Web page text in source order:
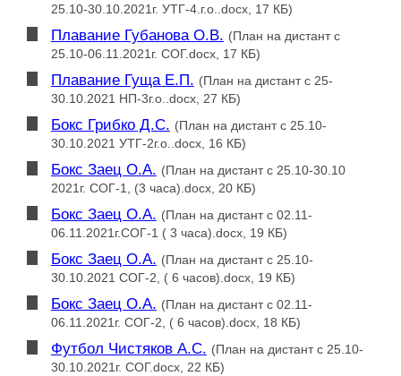
25.10-30.10.2021г. УТГ-4.г.о..docx, 17 КБ)
Плавание Губанова О.В. (План на дистант с
25.10-06.11.2021г. СОГ.docx, 17 КБ)
Плавание Гуща Е.П. (План на дистант с 25-
30.10.2021 НП-3г.о..docx, 27 КБ)
Бокс Грибко Д.С. (План на дистант с 25.10-
30.10.2021 УТГ-2г.о..docx, 16 КБ)
Бокс Заец О.А. (План на дистант с 25.10-30.10
2021г. СОГ-1, (3 часа).docx, 20 КБ)
Бокс Заец О.А. (План на дистант с 02.11-
06.11.2021г.СОГ-1 ( 3 часа).docx, 19 КБ)
Бокс Заец О.А. (План на дистант с 25.10-
30.10.2021 СОГ-2, ( 6 часов).docx, 19 КБ)
Бокс Заец О.А. (План на дистант с 02.11-
06.11.2021г. СОГ-2, ( 6 часов).docx, 18 КБ)
Футбол Чистяков А.С. (План на дистант с 25.10-
30.10.2021г. СОГ.docx, 22 КБ)